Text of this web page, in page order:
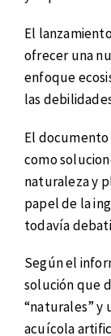
El
ofrecer una
enfoque
las
El
como
naturaleza y
papel de la
todavía
Según el
solución que
“naturales” y
acuícola